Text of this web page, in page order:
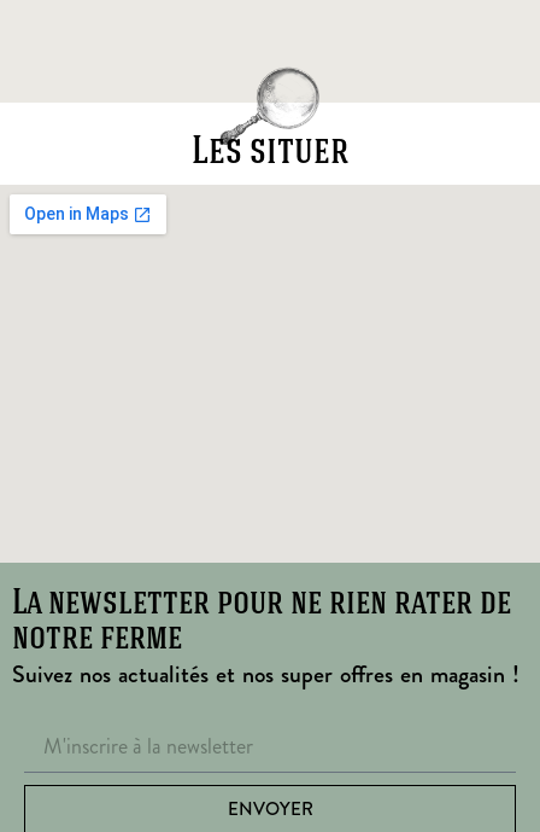
Les situer
La newsletter pour ne rien rater de
notre ferme
Suivez nos actualités et nos super offres en magasin !
ENVOYER